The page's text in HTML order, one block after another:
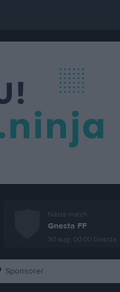
Nästa match
Gnesta FF
30 aug, 00:00 Gnesta
Sponsorer